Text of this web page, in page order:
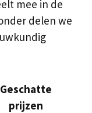
mee in de
delen we
Geschatte
prijzen